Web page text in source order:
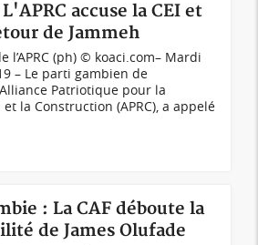
accuse la CEI et
de Jammeh
l’APRC (ph) © koaci.com– Mardi
– Le parti gambien de
Patriotique pour la
la Construction (APRC), a appelé
: La CAF déboute la
de James Olufade